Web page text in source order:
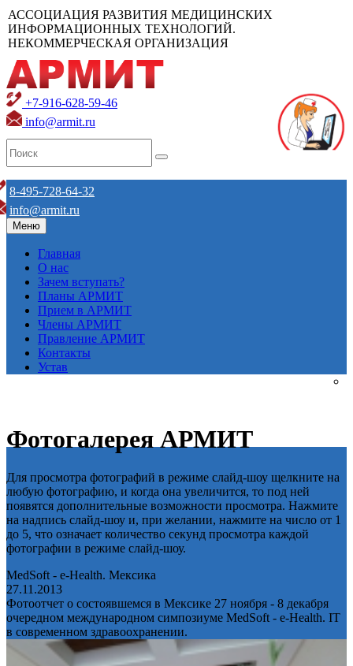
АССОЦИАЦИЯ РАЗВИТИЯ МЕДИЦИНСКИХ
ИНФОРМАЦИОННЫХ ТЕХНОЛОГИЙ.
НЕКОММЕРЧЕСКАЯ ОРГАНИЗАЦИЯ
+7-916-628-59-46
info@armit.ru
8-495-728-64-32
info@armit.ru
Меню
Главная
О нас
Зачем вступать?
Планы АРМИТ
Прием в АРМИТ
Члены АРМИТ
Правление АРМИТ
Контакты
Устав
Фотогалерея АРМИТ
Для просмотра фотографий в режиме слайд-шоу щелкните на
любую фотографию, и когда она увеличится, то под ней
появятся дополнительные возможности просмотра. Нажмите
на надпись слайд-шоу и, при желании, нажмите на число от 1
до 5, что означает количество секунд просмотра каждой
фотографии в режиме слайд-шоу.
MedSoft - e-Health. Мексика
27.11.2013
Фотоотчет о состоявшемся в Мексике 27 ноября - 8 декабря
очередном международном симпозиуме MedSoft - e-Health. IT
в современном здравоохранении.